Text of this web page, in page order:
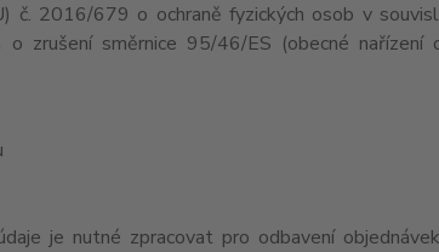
č. 2016/679 o ochraně fyzických osob v
zrušení směrnice 95/46/ES (obecné nařízení
je nutné zpracovat pro odbavení